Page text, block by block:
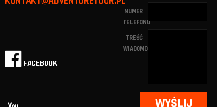
FACEBOOK
NUMER
TELEFONU
TREŚĆ
WIADOMOŚCI